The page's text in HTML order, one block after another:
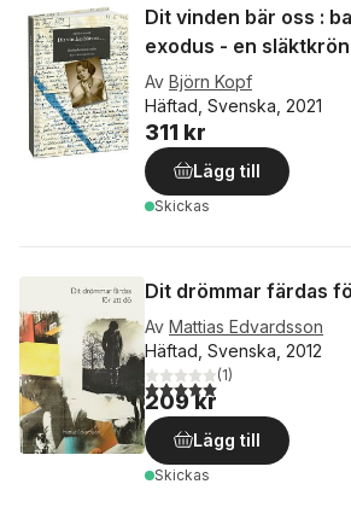
Dit vinden bär oss :
exodus - en
Av Björn Kopf
Häftad, Svenska, 2021
311 kr
Lägg till
Skickas
Dit drömmar färdas
Av Mattias Edvardsson
Häftad, Svenska, 2012
5,0utav 5 stjärnor. Totalt
(1)
209 kr
Lägg till
Skickas